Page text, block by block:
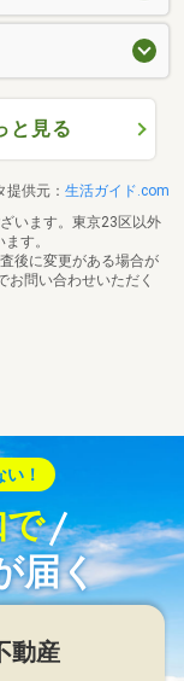
と見る
提供元： 生活ガイド.com
います。東京23区以外
す。
後に変更がある場合が
お問い合わせいただく
！
届く
動産